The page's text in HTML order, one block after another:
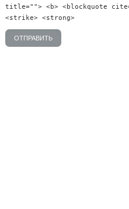
title=""> <b> <blockquote
<strike> <strong>